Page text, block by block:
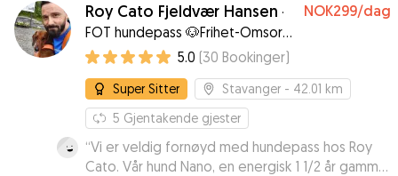
Roy Cato Fjeldvær Hansen ·
FOT hundepass 🐶Frihet-Omsorg-
Trygghet🐶
NOK299/dag
5.0 (30 Bookinger)
Super Sitter Stavanger - 42.01 km
5 Gjentakende gjester
“Vi er veldig fornøyd med hundepass hos Roy
Cato. Vår hund Nano, en energisk 1 1/2 år gammel